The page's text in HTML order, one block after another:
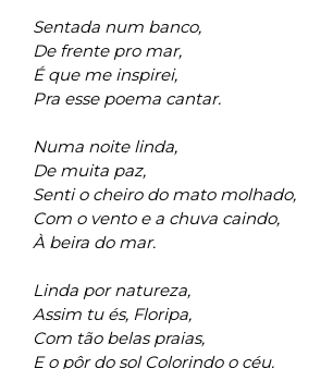
Sentada num banco,
De frente pro mar,
É que me inspirei,
Pra esse poema cantar.
Numa noite linda,
De muita paz,
Senti o cheiro do mato molhado,
Com o vento e a chuva caindo,
À beira do mar.
Linda por natureza,
Assim tu és, Floripa,
Com tão belas praias,
E o pôr do sol Colorindo o céu.